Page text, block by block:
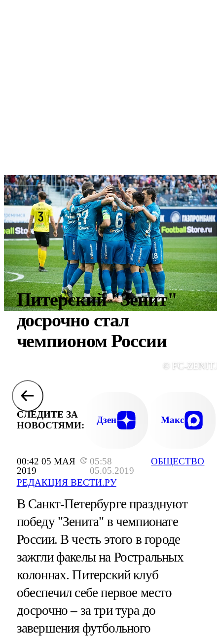
00:42 05 МАЯ
2019
05:58
05.05.2019
РЕДАКЦИЯ ВЕСТИ.РУ
ОБЩЕСТВО
Питерский "Зенит"
досрочно стал
чемпионом России
© FC-
СЛЕДИТЕ ЗА
НОВОСТЯМИ:
Дзен Макс
В Санкт-Петербурге празднуют
победу "Зенита" в чемпионате
России. В честь этого в городе
зажгли факелы на Ростральных
колоннах. Питерский клуб
обеспечил себе первое место
досрочно – за три тура до
завершения футбольного